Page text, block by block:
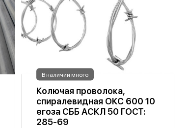
В наличии много
Колючая проволока,
спиралевидная ОКС 600 10
егоза СББ АСКЛ 50 ГОСТ:
285-69